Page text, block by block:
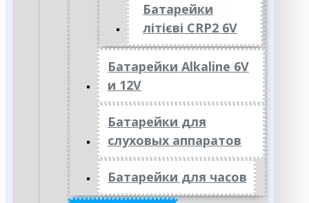
Батарейки
літієві CRP2 6V
Батарейки Alkaline 6V
и 12V
Батарейки для
слуховых аппаратов
Батарейки для часов